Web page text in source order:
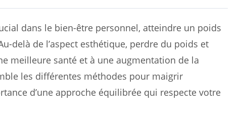
dans le bien-être personnel, atteindre un poids
delà de l’aspect esthétique, perdre du poids et
meilleure santé et à une augmentation de la
les différentes méthodes pour maigrir
d’une approche équilibrée qui respecte votre